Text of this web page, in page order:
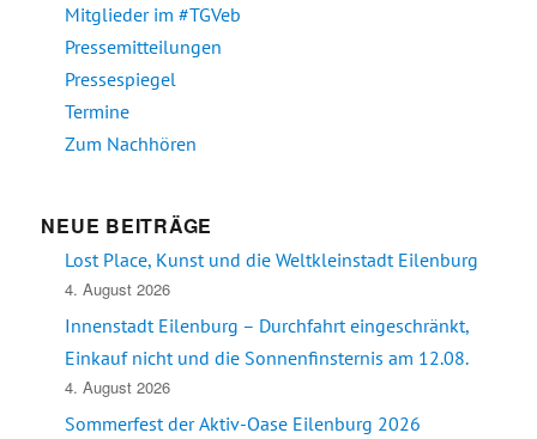
Mitglieder im #TGVeb
Pressemitteilungen
Pressespiegel
Termine
Zum Nachhören
NEUE BEITRÄGE
Lost Place, Kunst und die Weltkleinstadt Eilenburg
4. August 2026
Innenstadt Eilenburg – Durchfahrt eingeschränkt,
Einkauf nicht und die Sonnenfinsternis am 12.08.
4. August 2026
Sommerfest der Aktiv-Oase Eilenburg 2026